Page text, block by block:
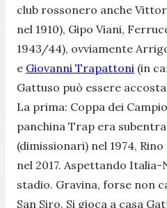
club rossonero anche
nel 1910), Gipo Viani,
1943/44), ovviamente
e Giovanni Trapattoni (in
Gattuso può essere
La prima: Coppa dei
panchina Trap era
(dimissionari) nel 1974,
nel 2017. Aspettando
stadio. Gravina, forse non
San Siro. Si gioca a casa